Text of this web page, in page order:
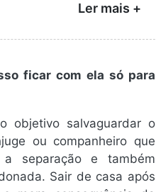
Ler mais +
ficar com ela só para
objetivo salvaguardar o
ou companheiro que
separação e também
Sair de casa após